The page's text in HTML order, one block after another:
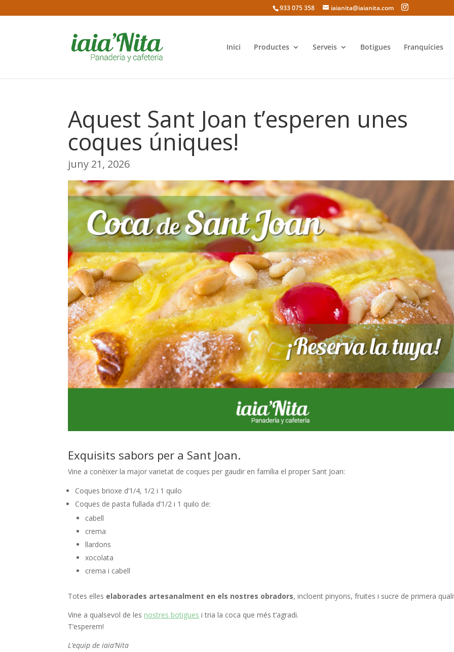
933 075 358 iaianita@iaianita.com
Inici Productes Serveis Botigues Franquícies
Aquest Sant Joan t’esperen unes
coques úniques!
juny 21, 2026
Exquisits sabors per a Sant Joan.
Vine a conèixer la major varietat de coques per gaudir en família el proper Sant Joan:
Coques brioxe d’1/4, 1/2 i 1 quilo
Coques de pasta fullada d’1/2 i 1 quilo de:
cabell
crema
llardons
xocolata
crema i cabell
Totes elles elaborades artesanalment en els nostres obradors, incloent pinyons, fruites i sucre de primera
Vine a qualsevol de les nostres botigues i tria la coca que més t’agradi.
T’esperem!
L’equip de iaia’Nita